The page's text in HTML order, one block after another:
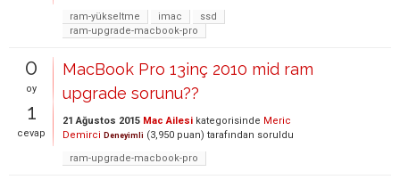
ram-yükseltme
imac
ssd
ram-upgrade-macbook-pro
0
oy
1
cevap
MacBook Pro 13inç 2010 mid ram
upgrade sorunu??
21 Ağustos 2015 Mac Ailesi kategorisinde Meric
Demirci Deneyimli (3,950 puan) tarafından soruldu
ram-upgrade-macbook-pro